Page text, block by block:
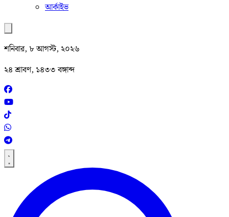
আর্কাইভ
শনিবার, ৮ আগস্ট, ২০২৬
২৪ শ্রাবণ, ১৪৩৩ বঙ্গাব্দ